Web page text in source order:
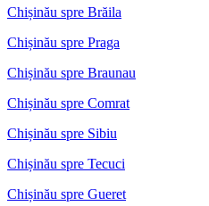
Chișinău spre Brăila
Chișinău spre Praga
Chișinău spre Braunau
Chișinău spre Comrat
Chișinău spre Sibiu
Chișinău spre Tecuci
Chișinău spre Gueret